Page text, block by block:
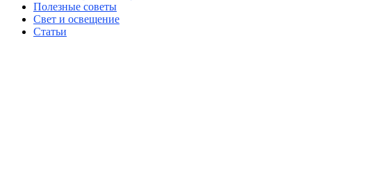
Полезные советы
Свет и освещение
Статьи